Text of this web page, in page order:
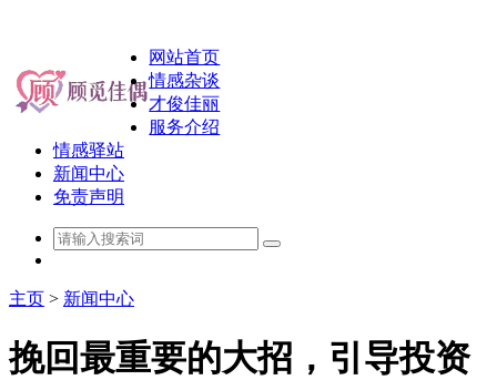
网站首页
情感杂谈
才俊佳丽
服务介绍
情感驿站
新闻中心
免责声明
主页 > 新闻中心
挽回最重要的大招，引导投资